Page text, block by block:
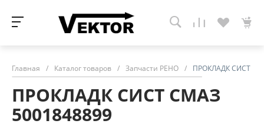
Главная / Каталог товаров / Запчасти РЕНО / ПРОКЛАДК СИСТ
ПРОКЛАДК СИСТ СМАЗ
5001848899